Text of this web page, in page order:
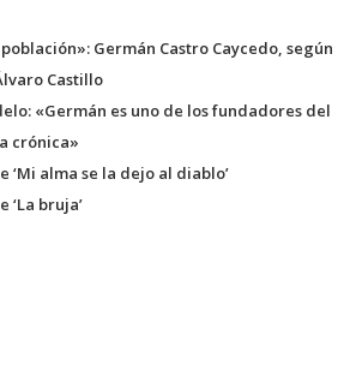
Germán Castro Caycedo, según
Castillo
«Germán es uno de los fundadores del
crónica»
‘Mi alma se la dejo al diablo’
bruja’